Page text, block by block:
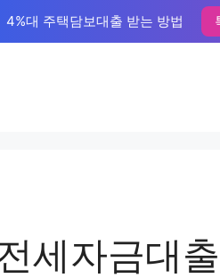
4%대 주택담보대출 받는 방법
세자금대